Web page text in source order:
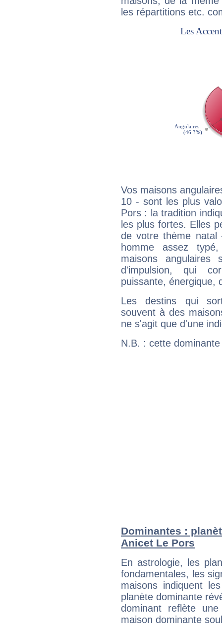
les répartitions etc.
Vos maisons
10 - sont les plus
Pors : la tradition
les plus fortes. Elles
de votre thème natal
homme assez
maisons
d'impulsion, qui
puissante, énergique,
Les destins qui
souvent à des
ne s'agit que d'une
N.B. : cette
Dominantes :
Anicet Le Pors
En astrologie, les
fondamentales, les
maisons indiquent
planète dominante
dominant reflète
maison dominante